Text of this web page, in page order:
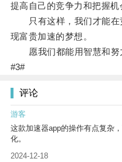
提高自己的竞争力和把握机
只有这样，我们才能在
现富贵加速的梦想。
愿我们都能用智慧和努
#3#
评论
游客
这款加速器app的操作有点复杂
化。
2024-12-18